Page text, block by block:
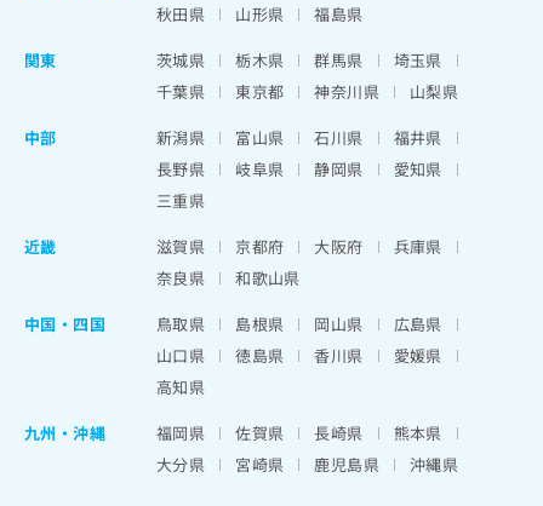
秋田県
山形県
福島県
関東
茨城県 栃木県 群馬県
埼玉県
千葉県
東京都 神奈川県
山梨県
中部
新潟県 富山県 石川県
福井県
長野県
岐阜県 静岡県
愛知県
三重県
近畿
滋賀県 京都府 大阪府
兵庫県
奈良県
和歌山県
中国・四国
鳥取県 島根県 岡山県
広島県
山口県
徳島県 香川県
愛媛県
高知県
九州・沖縄
福岡県 佐賀県 長崎県
熊本県
大分県
宮崎県 鹿児島県 沖縄県